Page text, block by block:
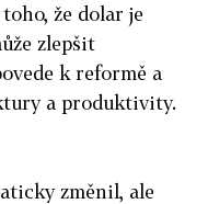
že dolar je
zlepšit
k reformě a
a produktivity.
změnil, ale